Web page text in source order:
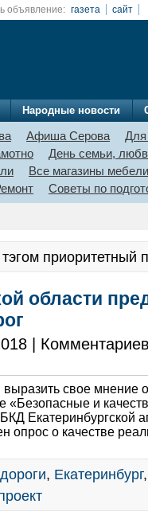
объявление: газета сайт
Народные новости
Афиша Серова
Для
День семьи,
Все магазины мебели
Советы по
приоритетный
области
|
выразить свое мнение
«Безопасные и
Екатеринбургской
опрос о качестве
дороги, Екатеринбург